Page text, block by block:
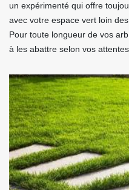
un expérimenté qui offre
avec votre espace vert loin
Pour toute longueur de vos
à les abattre selon vos